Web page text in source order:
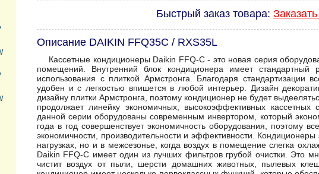
Быстрый заказ товара:
Описание DAIKIN FFQ35C / RXS35L
Кассетные кондиционеры Daikin FFQ-C - это новая серия
помещений. Внутренний блок кондиционера имеет
использования с плиткой Армстронга. Благодаря стандартизации
удобен и с легкостью впишется в любой интерьер. Дизайн
дизайну плитки Армстронга, поэтому кондиционер не будет
продолжает линейку экономичных, высокоэффективных кассетных
данной серии оборудованы современным инвертором, который
года в год совершенствует экономичность оборудования, поэтому
экономичности, производительности и эффективности.
нагрузках, но и в межсезонье, когда воздух в помещение слегка
Daikin FFQ-C имеет один из лучших фильтров грубой очистки. Это
чистит воздух от пыли, шерсти домашних животных, пылевых